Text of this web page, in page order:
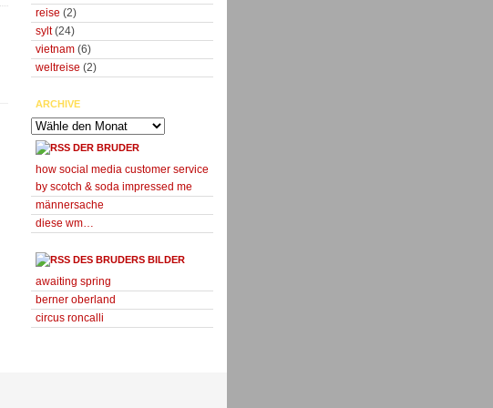
reise (2)
sylt(24)
vietnam (6)
weltreise (2)
ARCHIVE
DER BRUDER
how social media customer service
by scotch & soda impressed me
männersache
diese wm…
DES BRUDERS BILDER
awaiting spring
berner oberland
circus roncalli